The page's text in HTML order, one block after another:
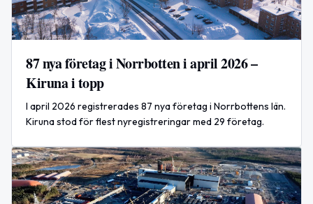
87 nya företag i Norrbotten i april 2026 –
Kiruna i topp
I april 2026 registrerades 87 nya företag i Norrbottens län.
Kiruna stod för flest nyregistreringar med 29 företag.